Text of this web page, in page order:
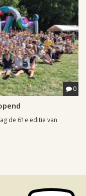
0
de 61e editie van